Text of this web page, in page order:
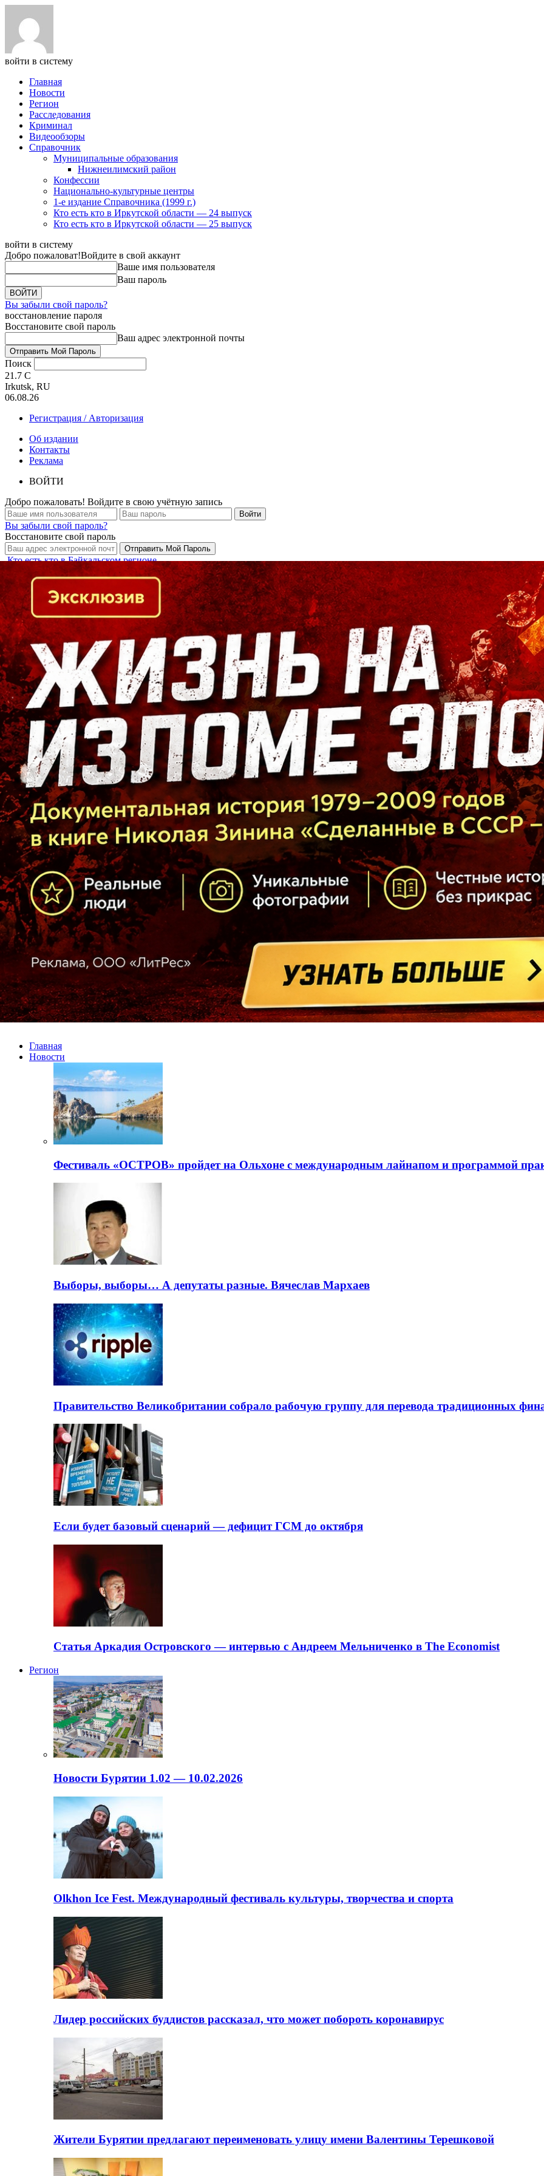
войти в систему
Главная
Новости
Регион
Расследования
Криминал
Видеообзоры
Справочник
Муниципальные образования
Нижнеилимский район
Конфессии
Национально-культурные центры
1-е издание Справочника (1999 г.)
Кто есть кто в Иркутской области — 24 выпуск
Кто есть кто в Иркутской области — 25 выпуск
войти в систему
Добро пожаловат!Войдите в свой аккаунт
Ваше имя пользователя
Ваш пароль
Вы забыли свой пароль?
восстановление пароля
Восстановите свой пароль
Ваш адрес электронной почты
Поиск
21.7 C
Irkutsk, RU
06.08.26
Регистрация / Авторизация
Об издании
Контакты
Реклама
ВОЙТИ
Добро пожаловать! Войдите в свою учётную запись
Вы забыли свой пароль?
Восстановите свой пароль
Кто есть кто в Байкальском регионе
Главная
Новости
Фестиваль «ОСТРОВ» пройдет на Ольхоне с международным лайнапом и программой
Выборы, выборы… А депутаты разные. Вячеслав Мархаев
Правительство Великобритании собрало рабочую группу для перевода традиционных
Если будет базовый сценарий — дефицит ГСМ до октября
Статья Аркадия Островского — интервью с Андреем Мельниченко в The Economist
Регион
Новости Бурятии 1.02 — 10.02.2026
Olkhon Ice Fest. Международный фестиваль культуры, творчества и спорта
Лидер российских буддистов рассказал, что может побороть коронавирус
Жители Бурятии предлагают переименовать улицу имени Валентины Терешковой